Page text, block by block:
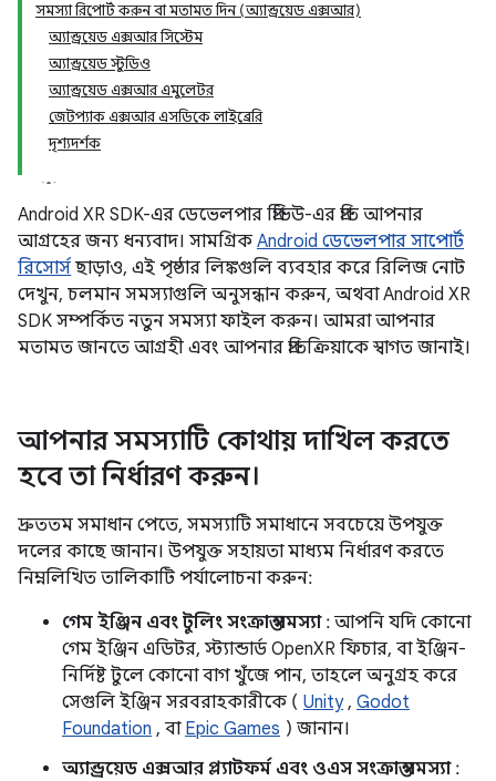
সমস্যা রিপোর্ট করুন বা মতামত দিন (অ্যান্ড্রয়েড এক্সআর)
অ্যান্ড্রয়েড এক্সআর সিস্টেম
অ্যান্ড্রয়েড স্টুডিও
অ্যান্ড্রয়েড এক্সআর এমুলেটর
জেটপ্যাক এক্সআর এসডিকে লাইব্রেরি
দৃশ্যদর্শক
Android XR SDK-এর ডেভেলপার প্রিভিউ-এর প্রতি আপনার
আগ্রহের জন্য ধন্যবাদ। সামগ্রিক Android ডেভেলপার সাপোর্ট
রিসোর্স ছাড়াও, এই পৃষ্ঠার লিঙ্কগুলি ব্যবহার করে রিলিজ নোট
দেখুন, চলমান সমস্যাগুলি অনুসন্ধান করুন, অথবা Android XR
SDK সম্পর্কিত নতুন সমস্যা ফাইল করুন। আমরা আপনার
মতামত জানতে আগ্রহী এবং আপনার প্রতিক্রিয়াকে স্বাগত জানাই।
আপনার সমস্যাটি কোথায় দাখিল করতে
হবে তা নির্ধারণ করুন।
দ্রুততম সমাধান পেতে, সমস্যাটি সমাধানে সবচেয়ে উপযুক্ত
দলের কাছে জানান। উপযুক্ত সহায়তা মাধ্যম নির্ধারণ করতে
নিম্নলিখিত তালিকাটি পর্যালোচনা করুন:
গেম ইঞ্জিন এবং টুলিং সংক্রান্ত সমস্যা: আপনি যদি কোনো
গেম ইঞ্জিন এডিটর, স্ট্যান্ডার্ড OpenXR ফিচার, বা ইঞ্জিন-
নির্দিষ্ট টুলে কোনো বাগ খুঁজে পান, তাহলে অনুগ্রহ করে
সেগুলি ইঞ্জিন সরবরাহকারীকে ( Unity, Godot
Foundation , বা Epic Games ) জানান।
অ্যান্ড্রয়েড এক্সআর প্ল্যাটফর্ম এবং ওএস সংক্রান্ত সমস্যা: